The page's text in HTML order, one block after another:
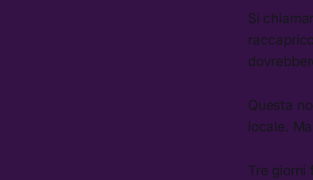
Si
Questa
locale.
Tre giorni